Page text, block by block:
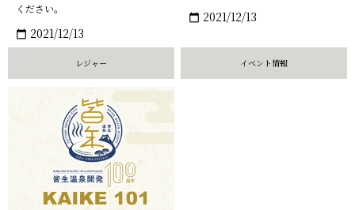
ください。
calendar_today 2021/12/13
レジャー
calendar_today 2021/12/13
イベント情報